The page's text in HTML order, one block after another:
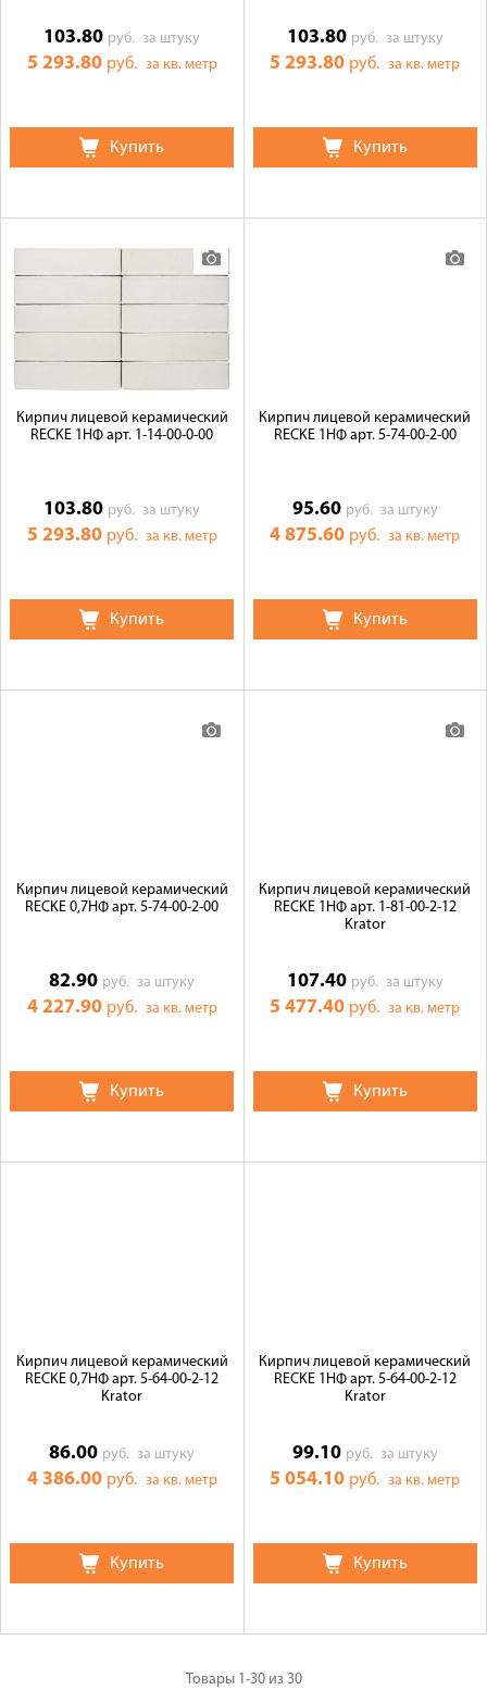
103.80 руб.за штуку
5 293.80 руб. за кв. метр
Купить
103.80 руб. за штуку
5 293.80 руб.за кв. метр
Купить
Кирпич лицевой керамический
RECKE 1НФ арт. 1-14-00-0-00
103.80 руб.за штуку
5 293.80 руб. за кв. метр
Купить
Кирпич лицевой керамический
RECKE 1НФ арт. 5-74-00-2-00
95.60 руб. за штуку
4 875.60 руб.за кв. метр
Купить
Кирпич лицевой керамический
RECKE 0,7НФ арт. 5-74-00-2-00
82.90 руб.за штуку
4 227.90 руб. за кв. метр
Купить
Кирпич лицевой керамический
RECKE 1НФ арт. 1-81-00-2-12
Krator
107.40 руб. за штуку
5 477.40 руб.за кв. метр
Купить
Кирпич лицевой керамический
RECKE 0,7НФ арт. 5-64-00-2-12
Krator
86.00 руб.за штуку
4 386.00 руб. за кв. метр
Купить
Кирпич лицевой керамический
RECKE 1НФ арт. 5-64-00-2-12
Krator
99.10 руб. за штуку
5 054.10 руб.за кв. метр
Купить
Товары 1-30из 30